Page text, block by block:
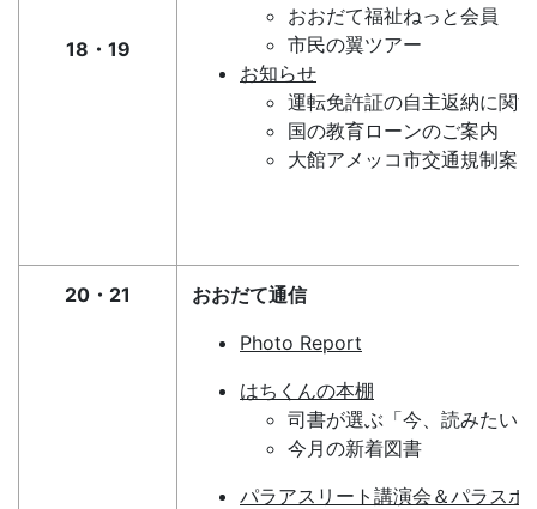
18・19
おおだて福祉ねっと会員
市民の翼ツアー
お知らせ
運転免許証の自主返納に関
国の教育ローンのご案内
大館アメッコ市交通規制案
20・21
おおだて通信
Photo Report
はちくんの本棚
司書が選ぶ「今、読みたい
今月の新着図書
パラアスリート講演会＆パラスポ